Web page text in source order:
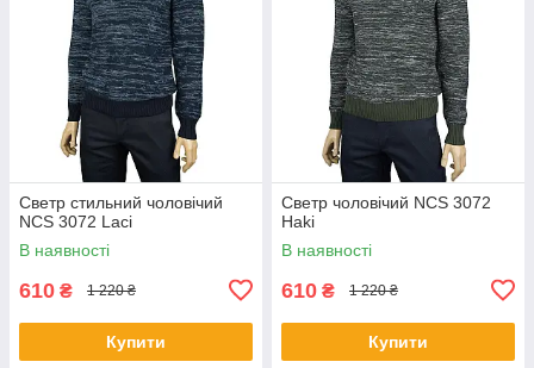
Светр стильний чоловічий
NCS 3072 Laci
В наявності
610 ₴ 1 220 ₴
Купити
Светр чоловічий NCS 3072
Haki
В наявності
610 ₴ 1 220 ₴
Купити